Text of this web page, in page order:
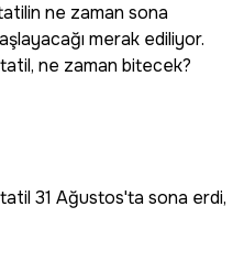
ne zaman sona
merak ediliyor.
ne zaman bitecek?
31 Ağustos'ta sona erdi,